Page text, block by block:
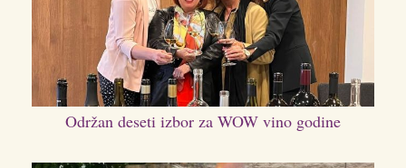
Održan deseti izbor za WOW vino godine